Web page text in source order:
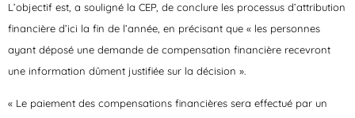
L’objectif est, a souligné la CEP, de conclure les processus d’attribution
financière d’ici la fin de l’année, en précisant que « les personnes
ayant déposé une demande de compensation financière recevront
une information dûment justifiée sur la décision ».
« Le paiement des compensations financières sera effectué par un